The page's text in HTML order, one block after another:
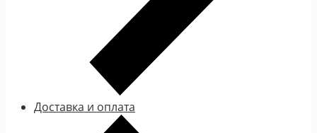
Доставка и оплата